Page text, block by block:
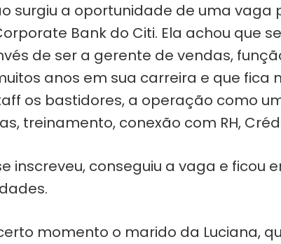
surgiu a oportunidade de uma vaga
Bank do Citi. Ela achou que
de ser a gerente de vendas,
anos em sua carreira e que fica
os bastidores, a operação como
treinamento, conexão com RH,
inscreveu, conseguiu a vaga e ficou
momento o marido da Luciana,